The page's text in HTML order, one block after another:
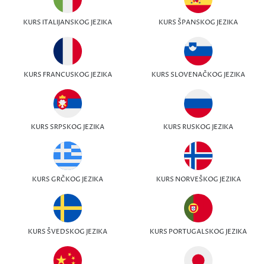
KURS ITALIJANSKOG JEZIKA KURS ŠPANSKOG JEZIKA
KURS FRANCUSKOG JEZIKA KURS SLOVENAČKOG JEZIKA
KURS SRPSKOG JEZIKA KURS RUSKOG JEZIKA
KURS GRČKOG JEZIKA KURS NORVEŠKOG JEZIKA
KURS ŠVEDSKOG JEZIKA KURS PORTUGALSKOG JEZIKA